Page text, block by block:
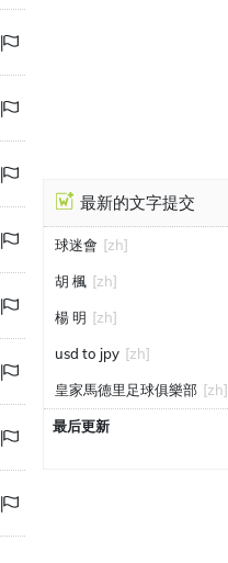
最新的文字提交
球迷會 [zh]
胡 楓 [zh]
楊 明 [zh]
usd to jpy [zh]
皇家馬德里足球俱樂部 [zh]
最后更新